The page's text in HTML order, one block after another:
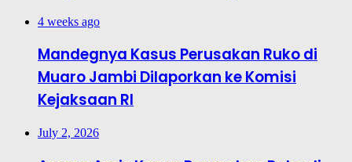
4 weeks ago
Mandegnya Kasus Perusakan Ruko di
Muaro Jambi Dilaporkan ke Komisi
Kejaksaan RI
July 2, 2026